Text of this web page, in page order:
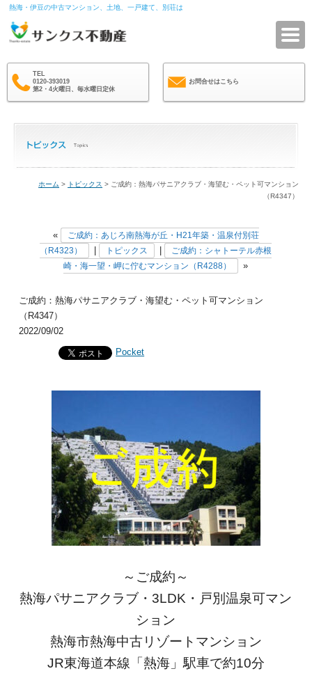
熱海・伊豆の中古マンション、土地、一戸建て、別荘は
TEL
0120-393019
第2・4火曜日、毎水曜日定休
お問合せはこちら
ホーム > トピックス > ご成約：熱海パサニアクラブ・海望む・ペット可マンション
（R4347）
«
ご成約：あじろ南熱海が丘・H21年築・温泉付別荘
（R4323）
トピックス
ご成約：シャトーテル赤根
崎・海一望・岬に佇むマンション（R4288）
»
ご成約：熱海パサニアクラブ・海望む・ペット可マンション
（R4347）
2022/09/02
Pocket
～ご成約～
熱海パサニアクラブ・3LDK・戸別温泉可マン
ション
熱海市熱海中古リゾートマンション
JR東海道本線「熱海」駅車で約10分